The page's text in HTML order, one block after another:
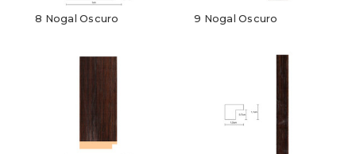
8 Nogal Oscuro 9 Nogal Oscuro